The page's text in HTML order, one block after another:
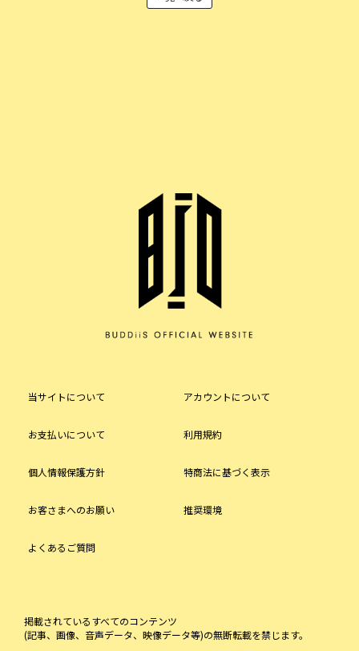
当サイトについて アカウントについて
お支払いについて 利用規約
個人情報保護方針 特商法に基づく表示
お客さまへのお願い 推奨環境
よくあるご質問
掲載されているすべてのコンテンツ
(記事、画像、音声データ、映像データ等)の無断転載を禁じます。